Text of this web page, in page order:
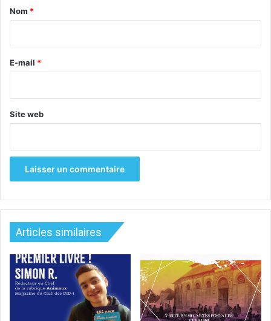
a
e
Nom *
E-mail *
Site web
Articles similaires